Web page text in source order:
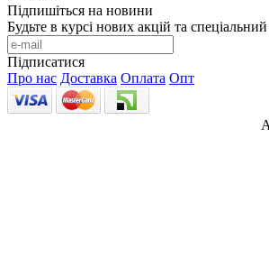
Підпишіться на новини
Будьте в курсі нових акцій та
Підписатися
Про нас Доставка Оплата Опт